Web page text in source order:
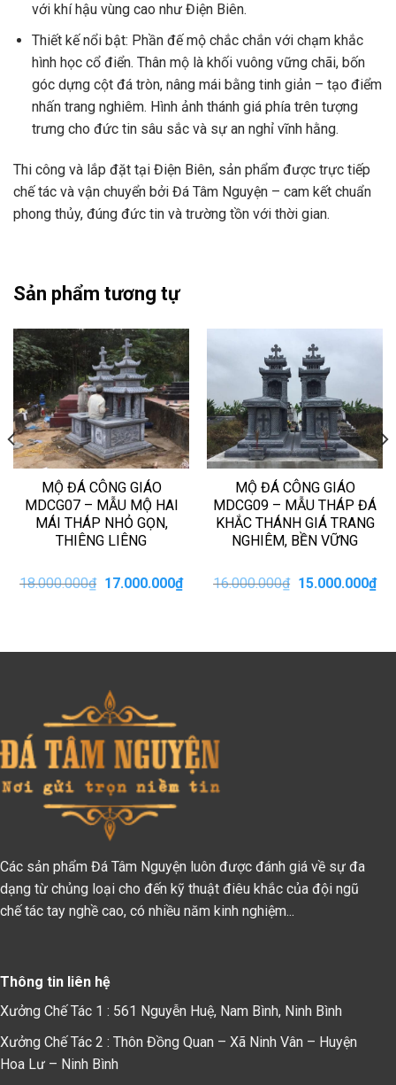
với khí hậu vùng cao như Điện Biên.
Thiết kế nổi bật: Phần đế mộ chắc chắn với chạm khắc
hình học cổ điển. Thân mộ là khối vuông vững chãi, bốn
góc dựng cột đá tròn, nâng mái bằng tinh giản – tạo điểm
nhấn trang nghiêm. Hình ảnh thánh giá phía trên tượng
trưng cho đức tin sâu sắc và sự an nghỉ vĩnh hằng.
Thi công và lắp đặt tại Điện Biên, sản phẩm được trực tiếp
chế tác và vận chuyển bởi Đá Tâm Nguyện – cam kết chuẩn
phong thủy, đúng đức tin và trường tồn với thời gian.
Sản phẩm tương tự
MỘ ĐÁ CÔNG GIÁO
MDCG07 – MẪU MỘ HAI
MÁI THÁP NHỎ GỌN,
THIÊNG LIÊNG
18.000.000₫ Giá
17.000.000₫Giá
hiện
MỘ ĐÁ CÔNG GIÁO
MDCG09 – MẪU THÁP ĐÁ
KHẮC THÁNH GIÁ TRANG
NGHIÊM, BỀN VỮNG
16.000.000₫ Giá
15.000.000₫Giá
Các sản phẩm Đá Tâm Nguyện luôn được đánh giá về sự đa
dạng từ chủng loại cho đến kỹ thuật điêu khắc của đội ngũ
chế tác tay nghề cao, có nhiều năm kinh nghiệm...
Thông tin liên hệ
Xưởng Chế Tác 1 : 561 Nguyễn Huệ, Nam Bình, Ninh Bình
Xưởng Chế Tác 2 : Thôn Đồng Quan – Xã Ninh Vân – Huyện
Hoa Lư – Ninh Bình